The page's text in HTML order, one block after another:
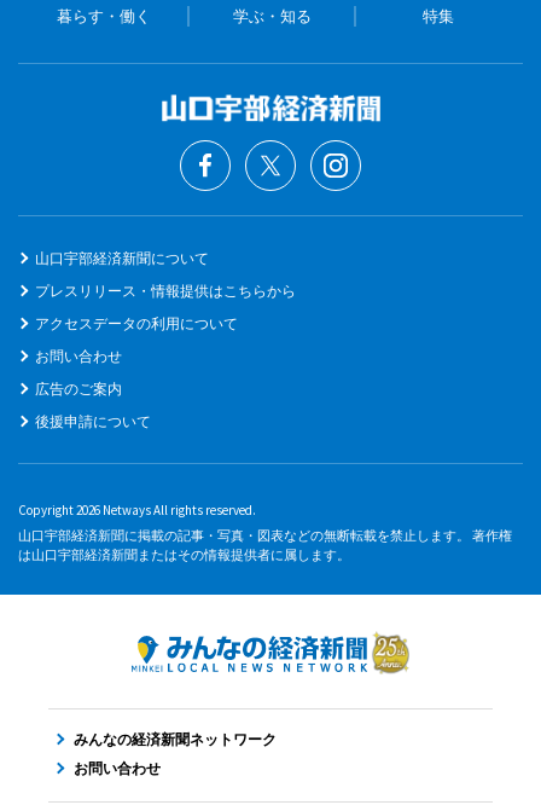
暮らす・働く 学ぶ・知る 特集
山口宇部経済新聞について
プレスリリース・情報提供はこちらから
アクセスデータの利用について
お問い合わせ
広告のご案内
後援申請について
Copyright 2026 Netways All rights reserved.
山口宇部経済新聞に掲載の記事・写真・図表などの無断転載を禁止します。 著作権
は山口宇部経済新聞またはその情報提供者に属します。
みんなの経済新聞ネットワーク
お問い合わせ